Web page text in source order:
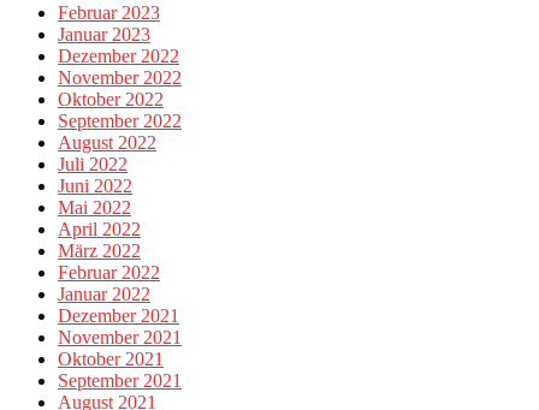
Februar 2023
Januar 2023
Dezember 2022
November 2022
Oktober 2022
September 2022
August 2022
Juli 2022
Juni 2022
Mai 2022
April 2022
März 2022
Februar 2022
Januar 2022
Dezember 2021
November 2021
Oktober 2021
September 2021
August 2021